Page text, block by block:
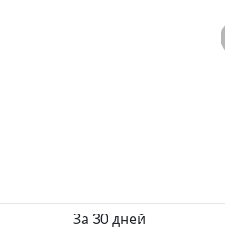
За 30 дней